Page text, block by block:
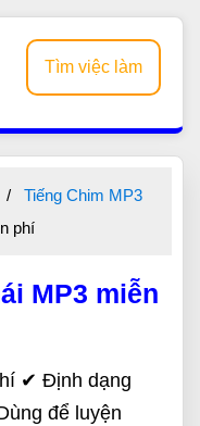
Tìm việc làm
Tiếng Chim MP3
phí
MP3 miễn
✔ Định dạng
để luyện